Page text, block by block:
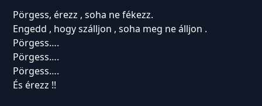
Pörgess, érezz , soha ne fékezz.
Engedd , hogy szálljon , soha meg ne álljon .
Pörgess….
Pörgess….
Pörgess….
És érezz !!